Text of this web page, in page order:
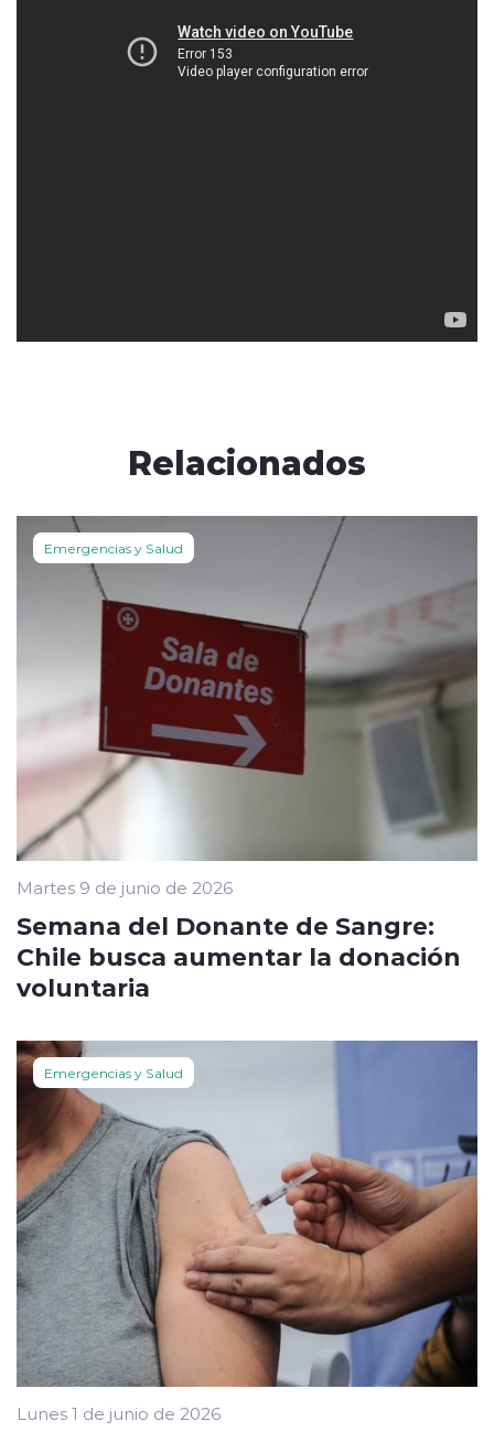
Relacionados
Emergencias y Salud
Martes 9 de junio de 2026
Semana del Donante de Sangre:
Chile busca aumentar la donación
voluntaria
Emergencias y Salud
Lunes 1 de junio de 2026